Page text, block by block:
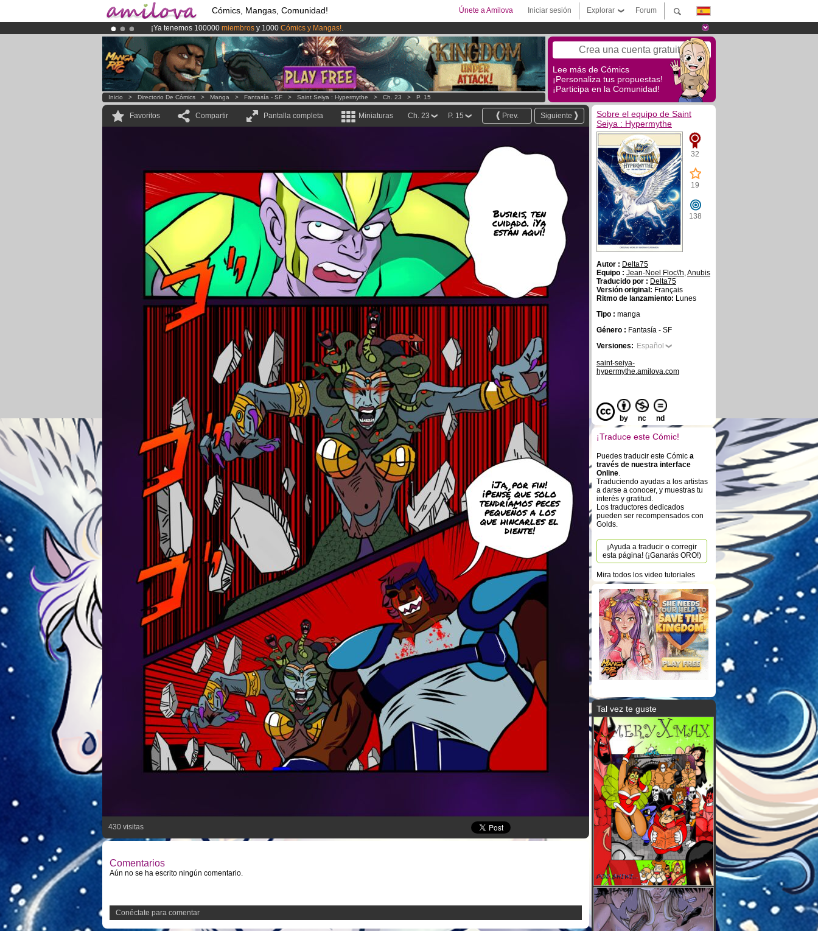
Cómics, Mangas, Comunidad! Forum
Explorar
Iniciar sesión
Únete a Amilova
¡Ya tenemos 100000 miembros y 1000 Cómics y Mangas!.
¡Conviertete en Premium por3.95 eurosal mes!Hazte Premium ya
El Kickstarter Amilova está desormado lanzado!. Crea una cuenta gratuita
Lee más de Cómics
¡Personaliza tus propuestas!
¡Participa en la Comunidad!
Inicio > Directorio De Cómics > Manga > Fantasía - SF > Saint Seiya : Hypermythe > Ch. 23 > P. 15
Favoritos Compartir Pantalla completa Miniaturas Siguiente
Prev.
P. 15
Ch. 23
Busiris, ten
cuidado. ¡Ya
están aquí!
¡Ja, por fin!
¡Pensé que solo
tendríamos peces
pequeños a los
que hincarles el
diente!
430 visitas
Comentarios
Aún no se ha escrito ningún comentario.
Conéctate para comentar
Sobre el equipo de Saint
Seiya : Hypermythe
32
19
138
Autor : Delta75
Equipo : Jean-Noel Floc\'h,Anubis
Traducido por : Delta75
Versión original: Français
Ritmo de lanzamiento: Lunes
Tipo : manga
Género : Fantasía - SF
Versiones: Español
saint-seiya-
hypermythe.amilova.com
by nc nd
¡Traduce este Cómic!
Puedes traducir este Cómic a
través de nuestra interface
Online.
Traduciendo ayudas a los artistas
a darse a conocer, y muestras tu
interés y gratitud.
Los traductores dedicados
pueden ser recompensados con
Golds.
¡Ayuda a traducir o corregir
esta página! (¡Ganarás ORO!)
Mira todos los video tutoriales
Tal vez te guste